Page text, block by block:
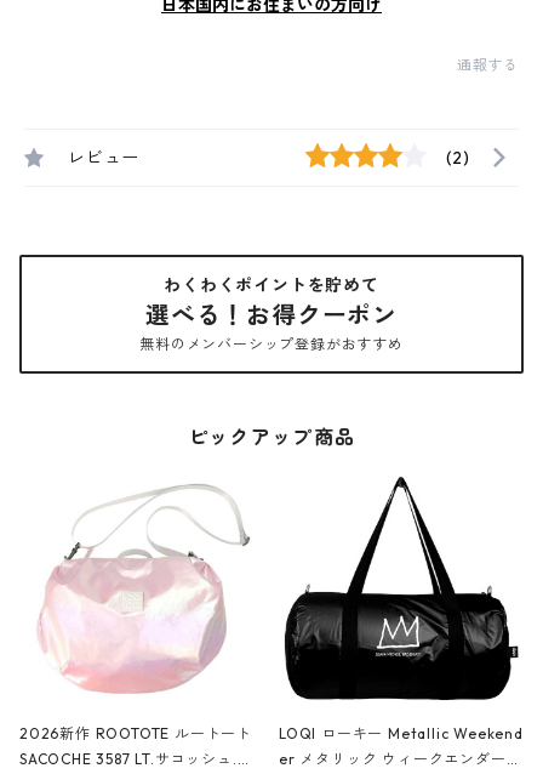
日本国内にお住まいの方向け
通報する
レビュー (2)
わくわくポイントを貯めて
選べる！お得クーポン
無料のメンバーシップ登録がおすすめ
ピックアップ商品
2026新作 ROOTOTE ルートート
SACOCHE 3587 LT.サコッシュ.ル
LOQI ローキー Metallic Weekend
er メタリック ウィークエンダー